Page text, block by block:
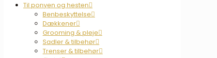
Til ponyen og hesten
Benbeskyttelse
Dækkener
Grooming & pleje
Sadler & tilbehør
Trenser & tilbehør